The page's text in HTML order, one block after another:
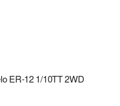
ER-12 1/10TT 2WD